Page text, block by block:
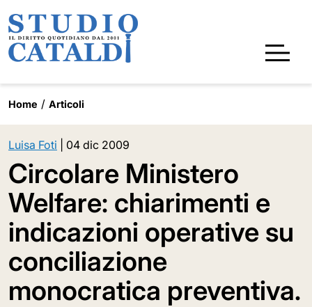
Home Articoli
Luisa Foti 04 dic 2009
Circolare Ministero
Welfare: chiarimenti e
indicazioni operative su
conciliazione
monocratica preventiva.